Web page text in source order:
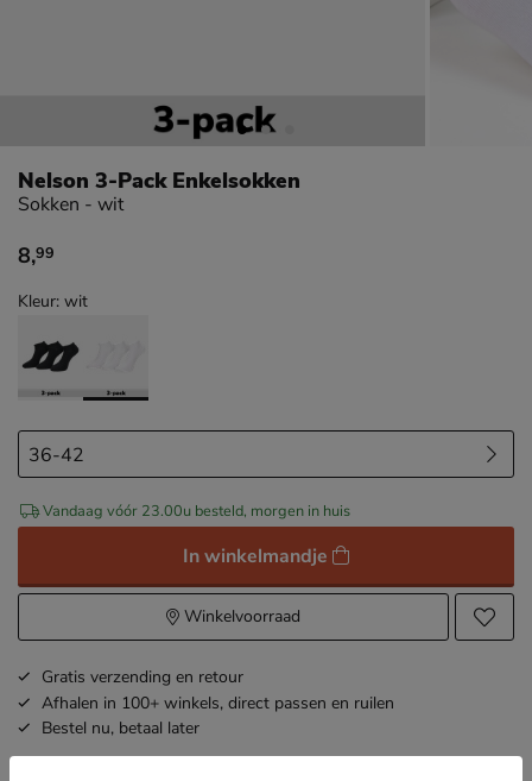
Nelson 3-Pack Enkelsokken
Sokken - wit
€ 8,99
8,99
Kleur: wit
Vandaag vóór 23.00u besteld, morgen in huis
In winkelmandje
Winkelvoorraad
Gratis verzending en retour
Afhalen in 100+ winkels, direct passen en ruilen
Bestel nu, betaal later